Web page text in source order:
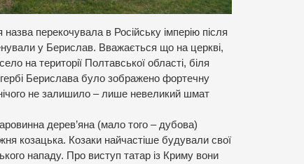
перекочувала в Російську імперію після
у Берислав. Вважається що на церкві,
на території Полтавської області, біля
Берислава було зображено фортечну
не залишило – лише невеликий шмат
дерев’яна (мало того – дубова)
козацька. Козаки найчастіше будували свої
нападу. Про виступ татар із Криму вони